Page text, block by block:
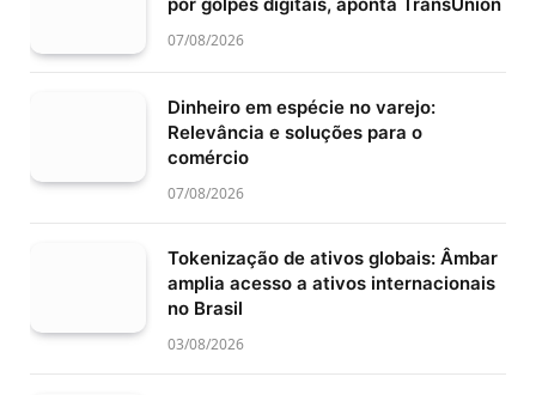
por golpes digitais, aponta TransUnion
07/08/2026
Dinheiro em espécie no varejo:
Relevância e soluções para o
comércio
07/08/2026
Tokenização de ativos globais: Âmbar
amplia acesso a ativos internacionais
no Brasil
03/08/2026